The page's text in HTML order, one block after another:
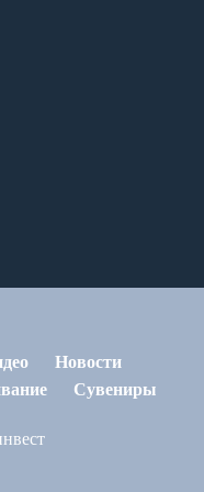
Новости
Сувениры